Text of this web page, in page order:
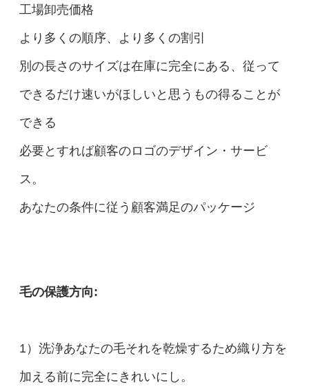
工場卸売価格
より多くの順序、より多くの割引
別の長さのサイズは在庫に完全にある、従って
できるだけ速いがほしいと思うもの得ることが
できる
必要とすれば顧客のロゴのデザイン・サービ
ス。
あなたの条件に従う顧客満足のパッケージ
毛の保護方向:
1）洗浄あなたの毛それを乾燥するため織り方を
加える前に完全にきれいにし。